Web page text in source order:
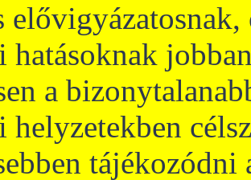
hatásoknak
a
helyzetekben